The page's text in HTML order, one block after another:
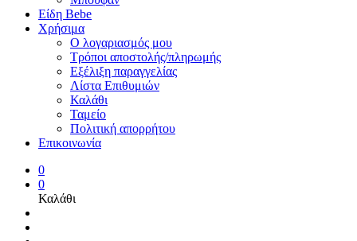
Είδη Bebe
Χρήσιμα
Ο λογαριασμός μου
Τρόποι αποστολής/πληρωμής
Εξέλιξη παραγγελίας
Λίστα Επιθυμιών
Καλάθι
Ταμείο
Πολιτική απορρήτου
Επικοινωνία
0
0
Καλάθι